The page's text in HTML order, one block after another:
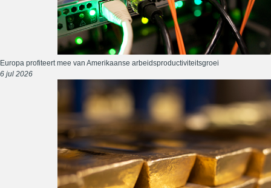
Europa profiteert mee van Amerikaanse arbeidsproductiviteitsgroei
6 jul 2026